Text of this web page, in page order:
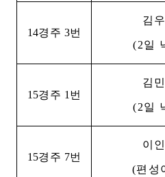
14경주 3번
김
(2일
15경주 1 번
김
(2일
15경주 7번
이
(편성